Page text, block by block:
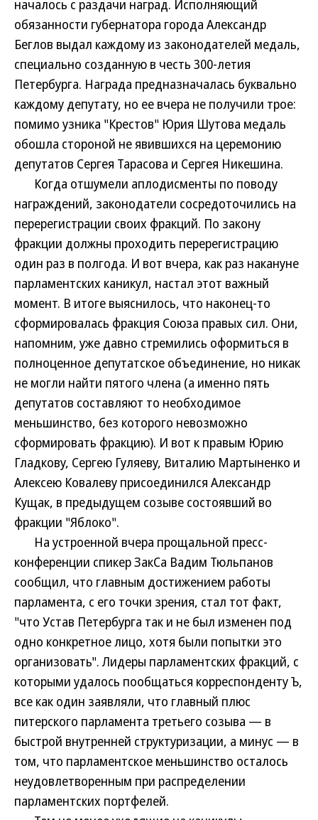
началось с раздачи наград. Исполняющий
обязанности губернатора города Александр
Беглов выдал каждому из законодателей медаль,
специально созданную в честь 300-летия
Петербурга. Награда предназначалась буквально
каждому депутату, но ее вчера не получили трое:
помимо узника "Крестов" Юрия Шутова медаль
обошла стороной не явившихся на церемонию
депутатов Сергея Тарасова и Сергея Никешина.
Когда отшумели аплодисменты по поводу
награждений, законодатели сосредоточились на
перерегистрации своих фракций. По закону
фракции должны проходить перерегистрацию
один раз в полгода. И вот вчера, как раз накануне
парламентских каникул, настал этот важный
момент. В итоге выяснилось, что наконец-то
сформировалась фракция Союза правых сил. Они,
напомним, уже давно стремились оформиться в
полноценное депутатское объединение, но никак
не могли найти пятого члена (а именно пять
депутатов составляют то необходимое
меньшинство, без которого невозможно
сформировать фракцию). И вот к правым Юрию
Гладкову, Сергею Гуляеву, Виталию Мартыненко и
Алексею Ковалеву присоединился Александр
Кущак, в предыдущем созыве состоявший во
фракции "Яблоко".
На устроенной вчера прощальной пресс-
конференции спикер ЗакСа Вадим Тюльпанов
сообщил, что главным достижением работы
парламента, с его точки зрения, стал тот факт,
"что Устав Петербурга так и не был изменен под
одно конкретное лицо, хотя были попытки это
организовать". Лидеры парламентских фракций, с
которыми удалось пообщаться корреспонденту Ъ,
все как один заявляли, что главный плюс
питерского парламента третьего созыва — в
быстрой внутренней структуризации, а минус — в
том, что парламентское меньшинство осталось
неудовлетворенным при распределении
парламентских портфелей.